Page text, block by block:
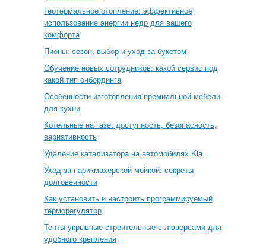
Геотермальное отопление: эффективное
использование энергии недр для вашего
комфорта
Пионы: сезон, выбор и уход за букетом
Обучение новых сотрудников: какой сервис под
какой тип онбординга
Особенности изготовления премиальной мебели
для кухни
Котельные на газе: доступность, безопасность,
вариативность
Удаление катализатора на автомобилях Kia
Уход за парикмахерской мойкой: секреты
долговечности
Как установить и настроить программируемый
терморегулятор
Тенты укрывные строительные с люверсами для
удобного крепления